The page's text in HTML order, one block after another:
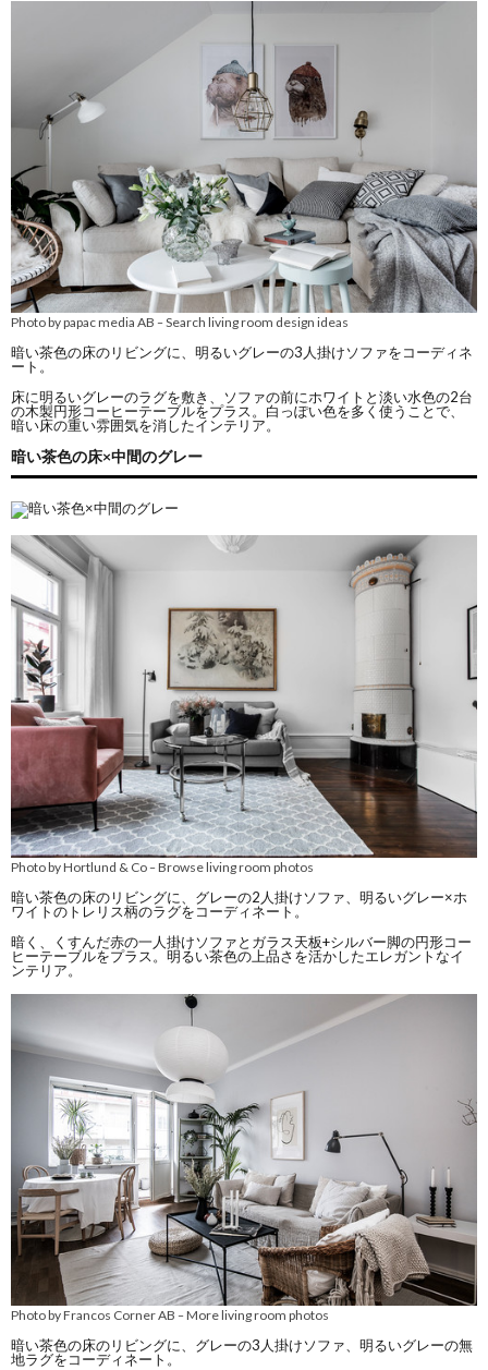
Photo by papac media AB –Search living room design ideas
暗い茶色の床のリビングに、明るいグレーの3人掛けソファをコーディネ
ート。
床に明るいグレーのラグを敷き、ソファの前にホワイトと淡い水色の2台
の木製円形コーヒーテーブルをプラス。白っぽい色を多く使うことで、
暗い床の重い雰囲気を消したインテリア。
暗い茶色の床×中間のグレー
Photo by Hortlund & Co–Browse living room photos
暗い茶色の床のリビングに、グレーの2人掛けソファ、明るいグレー×ホ
ワイトのトレリス柄のラグをコーディネート。
暗く、くすんだ赤の一人掛けソファとガラス天板+シルバー脚の円形コー
ヒーテーブルをプラス。明るい茶色の上品さを活かしたエレガントなイ
ンテリア。
Photo by Francos Corner AB –More living room photos
暗い茶色の床のリビングに、グレーの3人掛けソファ、明るいグレーの無
地ラグをコーディネート。